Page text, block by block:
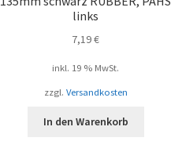
links
7,19€
inkl. 19 % MwSt.
zzgl. Versandkosten
In den Warenkorb